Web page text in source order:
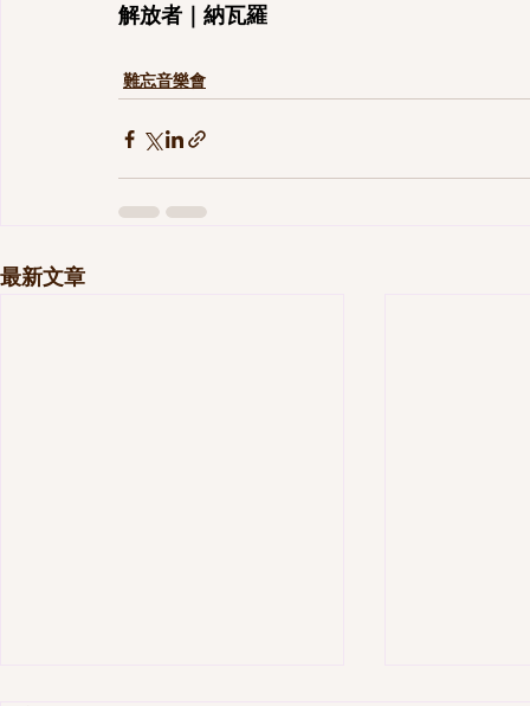
解放者｜納瓦羅
難忘音樂會
最新文章